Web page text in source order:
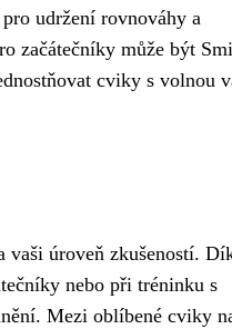
udržení rovnováhy a
začátečníky může být
cviky s volnou
vaši úroveň zkušeností.
nebo při tréninku s
Mezi oblíbené cviky